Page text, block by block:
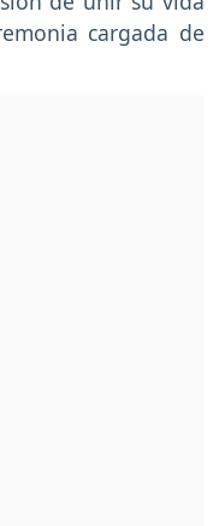
cargada de